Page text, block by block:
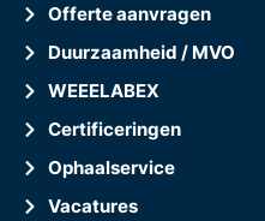
Offerte aanvragen
Duurzaamheid / MVO
WEEELABEX
Certificeringen
Ophaalservice
Vacatures